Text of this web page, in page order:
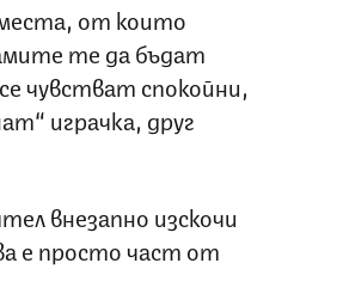
от които
те да бъдат
чувстват спокойни,
играчка, друг
внезапно изскочи
е просто част от